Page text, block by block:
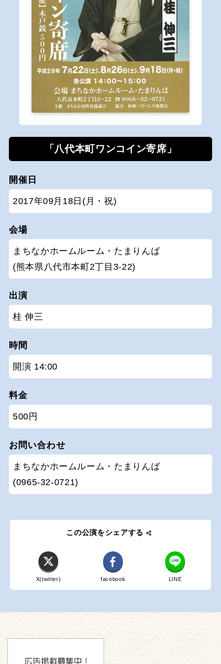
「八代本町ワンコイン寄席」
開催日
2017年09月18日(月・祝)
会場
まちなかホームルーム・たまりんば
(熊本県八代市本町2丁目3-22)
出演
桂 伸三
時間
開演 14:00
料金
500円
お問い合わせ
まちなかホームルーム・たまりんば
(0965-32-0721)
この公演をシェアする
X(twitter) facebook LINE